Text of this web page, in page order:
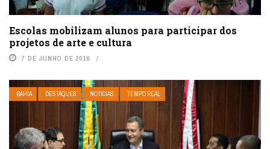
Escolas mobilizam alunos para participar dos
projetos de arte e cultura
7 DE JUNHO DE 2016
BAHIA DESTAQUES NOTÍCIAS TEMPO REAL